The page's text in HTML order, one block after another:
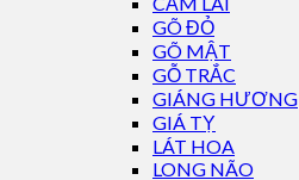
GÕ ĐỎ
GÕ MẬT
GỖ TRẮC
GIÁNG HƯƠNG
GIÁ TỴ
LÁT HOA
LONG NÃO